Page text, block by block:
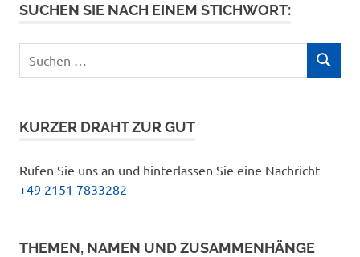
SUCHEN SIE NACH EINEM STICHWORT:
nach:
SUCHEN
KURZER DRAHT ZUR GUT
Rufen Sie uns an und hinterlassen Sie eine Nachricht
+49 2151 7833282
THEMEN, NAMEN UND ZUSAMMENHÄNGE